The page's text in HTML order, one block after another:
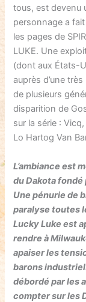
tous, est devenu
personnage a
les pages de
LUKE. Une
(dont aux États-
auprès d’une
de plusieurs
disparition de
sur la série :
Lo Hartog Van
L’ambiance est
du Dakota fondé
Une pénurie de
paralyse toutes
Lucky Luke est
rendre à
apaiser les
barons
débordé par les
compter sur les